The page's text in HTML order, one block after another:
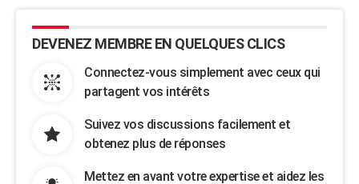
DEVENEZ MEMBRE EN QUELQUES CLICS
Connectez-vous simplement avec ceux qui
partagent vos intérêts
Suivez vos discussions facilement et
obtenez plus de réponses
Mettez en avant votre expertise et aidez les